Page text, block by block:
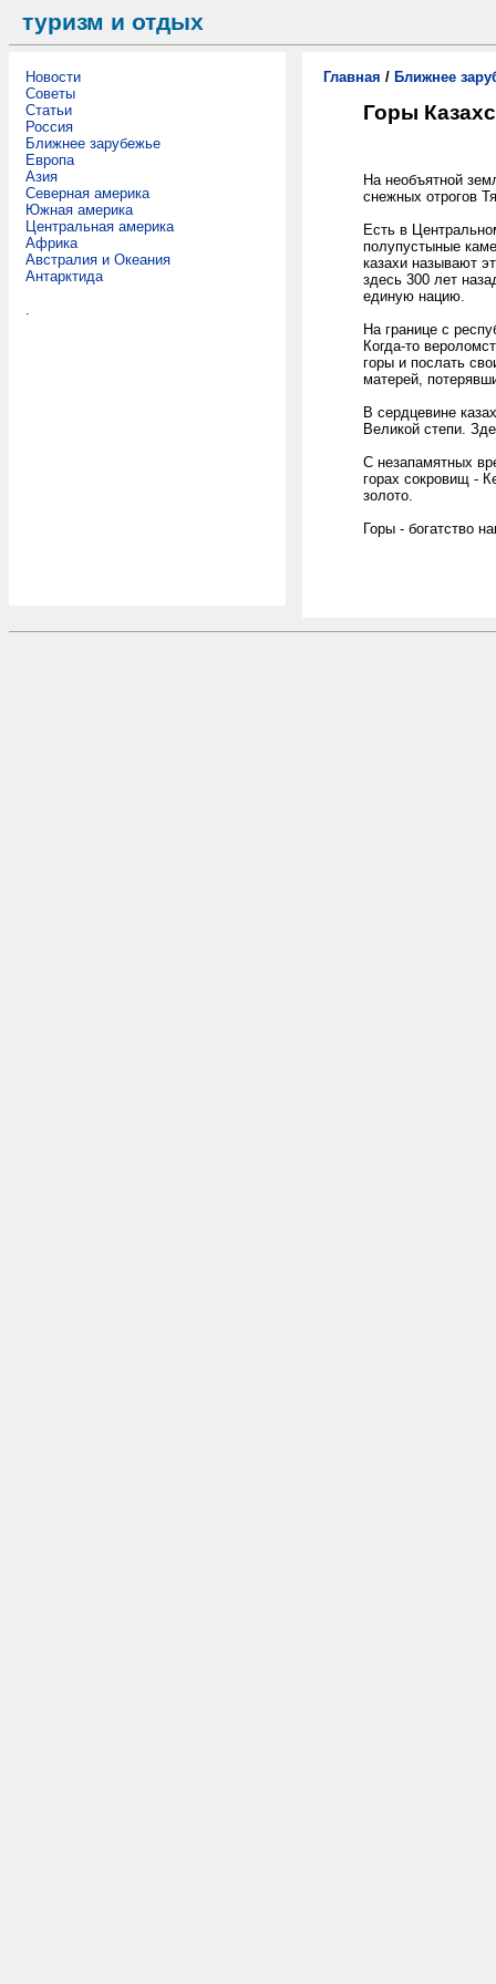
туризм и отдых
Новости
Советы
Статьи
Россия
Ближнее зарубежье
Европа
Азия
Северная америка
Южная америка
Центральная америка
Африка
Австралия и Океания
Антарктида
.
Главная / Ближнее
Горы
На необъятной
снежных отрогов
Есть в
полупустыные
казахи называют
здесь 300 лет
единую нацию.
На границе с
Когда-то
горы и послать
матерей,
В сердцевине
Великой степи.
С незапамятных
горах сокровищ -
золото.
Горы - богатство